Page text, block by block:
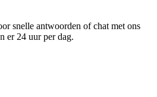
snelle antwoorden of chat met ons
er 24 uur per dag.